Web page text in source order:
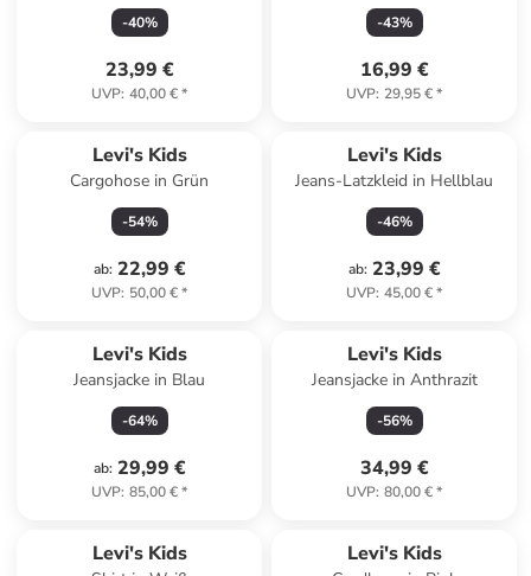
-40%
23,99 €
UVP: 40,00 €*
-43%
16,99 €
UVP: 29,95 €*
Levi's Kids
Cargohose in Grün
-54%
ab: 22,99 €
UVP: 50,00 €*
Levi's Kids
Jeans-Latzkleid in Hellblau
-46%
ab: 23,99 €
UVP: 45,00 €*
Levi's Kids
Jeansjacke in Blau
-64%
ab: 29,99 €
UVP: 85,00 €*
Levi's Kids
Jeansjacke in Anthrazit
-56%
34,99 €
UVP: 80,00 €*
Levi's Kids Levi's Kids